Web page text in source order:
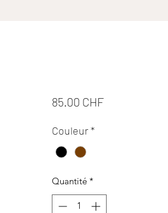
85.00 CHFPrix
Couleur*
Quantité *